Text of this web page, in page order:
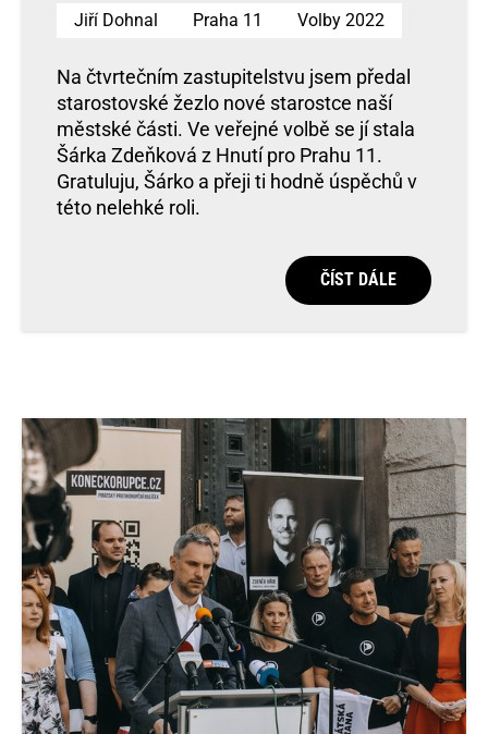
Jiří Dohnal Praha 11 Volby 2022
Na čtvrtečním zastupitelstvu jsem předal
starostovské žezlo nové starostce naší
městské části. Ve veřejné volbě se jí stala
Šárka Zdeňková z Hnutí pro Prahu 11.
Gratuluju, Šárko a přeji ti hodně úspěchů v
této nelehké roli.
ČÍST DÁLE